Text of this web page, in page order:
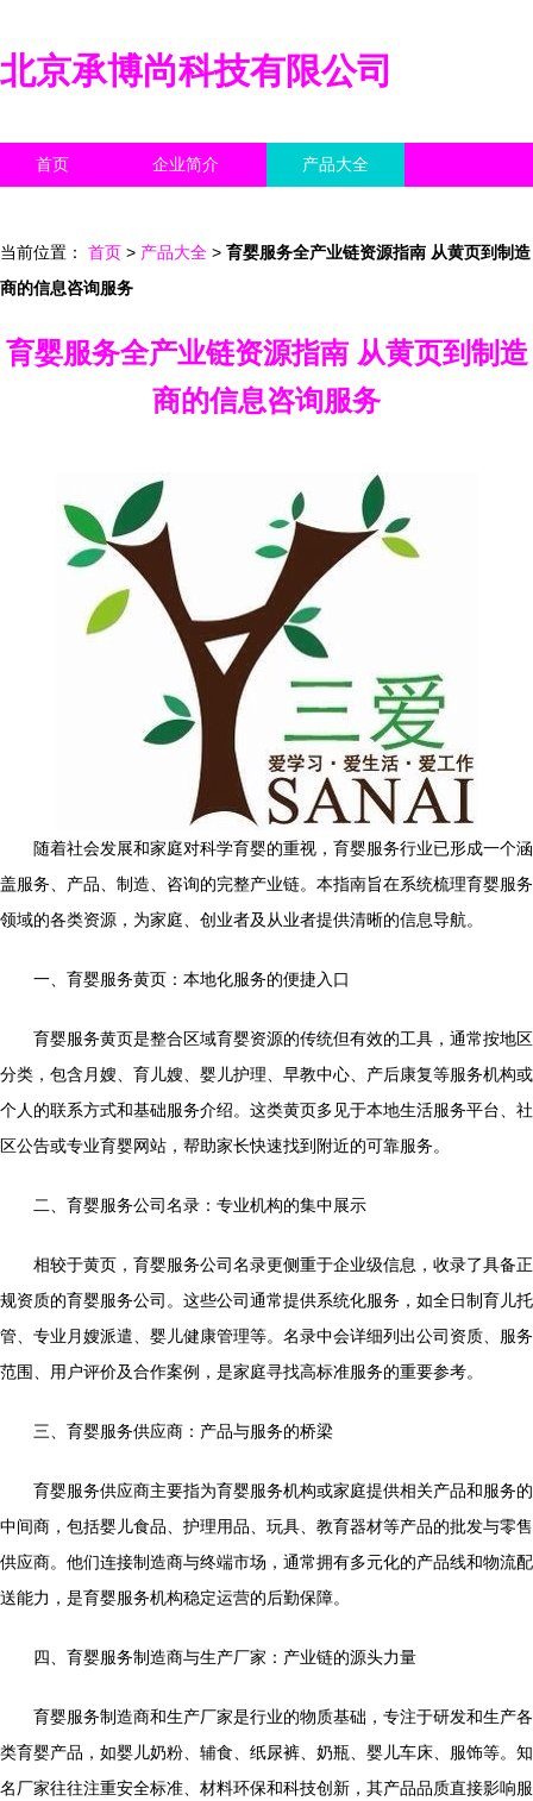
北京承博尚科技有限公司
首页 企业简介 产品大全
当前位置： 首页 > 产品大全 > 育婴服务全产业链资源指南 从黄页到制造
商的信息咨询服务
育婴服务全产业链资源指南 从黄页到制造
商的信息咨询服务
随着社会发展和家庭对科学育婴的重视，育婴服务行业已形成一个涵
盖服务、产品、制造、咨询的完整产业链。本指南旨在系统梳理育婴服务
领域的各类资源，为家庭、创业者及从业者提供清晰的信息导航。
一、育婴服务黄页：本地化服务的便捷入口
育婴服务黄页是整合区域育婴资源的传统但有效的工具，通常按地区
分类，包含月嫂、育儿嫂、婴儿护理、早教中心、产后康复等服务机构或
个人的联系方式和基础服务介绍。这类黄页多见于本地生活服务平台、社
区公告或专业育婴网站，帮助家长快速找到附近的可靠服务。
二、育婴服务公司名录：专业机构的集中展示
相较于黄页，育婴服务公司名录更侧重于企业级信息，收录了具备正
规资质的育婴服务公司。这些公司通常提供系统化服务，如全日制育儿托
管、专业月嫂派遣、婴儿健康管理等。名录中会详细列出公司资质、服务
范围、用户评价及合作案例，是家庭寻找高标准服务的重要参考。
三、育婴服务供应商：产品与服务的桥梁
育婴服务供应商主要指为育婴服务机构或家庭提供相关产品和服务的
中间商，包括婴儿食品、护理用品、玩具、教育器材等产品的批发与零售
供应商。他们连接制造商与终端市场，通常拥有多元化的产品线和物流配
送能力，是育婴服务机构稳定运营的后勤保障。
四、育婴服务制造商与生产厂家：产业链的源头力量
育婴服务制造商和生产厂家是行业的物质基础，专注于研发和生产各
类育婴产品，如婴儿奶粉、辅食、纸尿裤、奶瓶、婴儿车床、服饰等。知
名厂家往往注重安全标准、材料环保和科技创新，其产品品质直接影响服